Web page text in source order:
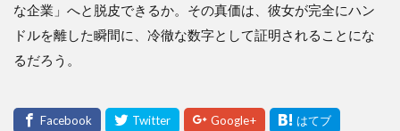
な企業」へと脱皮できるか。その真価は、彼女が完全にハン
ドルを離した瞬間に、冷徹な数字として証明されることにな
るだろう。